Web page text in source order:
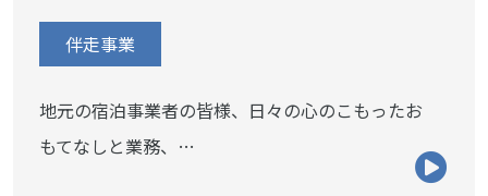
伴走事業
地元の宿泊事業者の皆様、日々の心のこもったお
もてなしと業務、…